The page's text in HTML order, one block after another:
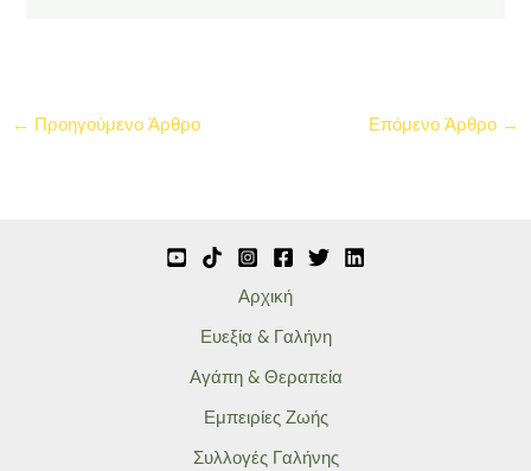
← Προηγούμενο Άρθρο Επόμενο Άρθρο →
Αρχική
Ευεξία & Γαλήνη
Αγάπη & Θεραπεία
Εμπειρίες Ζωής
Συλλογές Γαλήνης